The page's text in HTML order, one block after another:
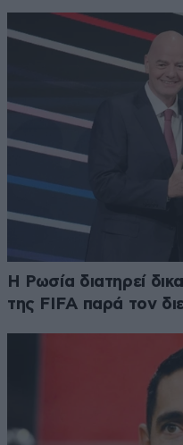
Η Ρωσία διατηρεί
της FIFA παρά τον